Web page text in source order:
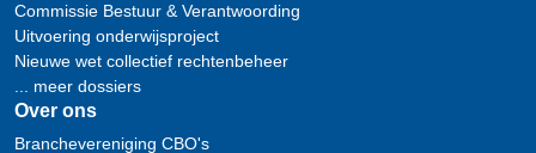
Commissie Bestuur & Verantwoording
Uitvoering onderwijsproject
Nieuwe wet collectief rechtenbeheer
... meer dossiers
Over ons
Branchevereniging CBO's